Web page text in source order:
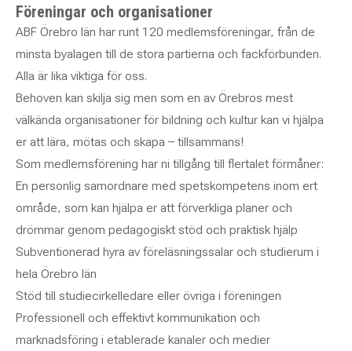
Föreningar och organisationer
ABF Örebro län har runt 120 medlemsföreningar, från de
minsta byalagen till de stora partierna och fackförbunden.
Alla är lika viktiga för oss.
Behoven kan skilja sig men som en av Örebros mest
välkända organisationer för bildning och kultur kan vi hjälpa
er att lära, mötas och skapa – tillsammans!
Som medlemsförening har ni tillgång till flertalet förmåner:
En personlig samordnare med spetskompetens inom ert
område, som kan hjälpa er att förverkliga planer och
drömmar genom pedagogiskt stöd och praktisk hjälp
Subventionerad hyra av föreläsningssalar och studierum i
hela Örebro län
Stöd till studiecirkelledare eller övriga i föreningen
Professionell och effektivt kommunikation och
marknadsföring i etablerade kanaler och medier